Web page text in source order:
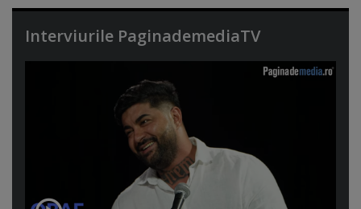
Interviurile PaginademediaTV